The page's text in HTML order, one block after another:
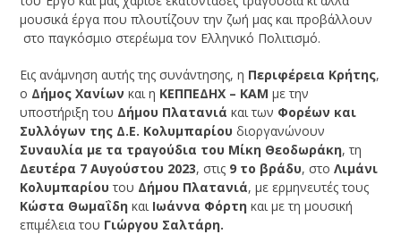
μουσικά έργα που πλουτίζουν την ζωή μας και προβάλλουν
στο παγκόσμιο στερέωμα τον Ελληνικό Πολιτισμό.
Εις ανάμνηση αυτής της συνάντησης, η Περιφέρεια Κρήτης,
ο Δήμος Χανίων και η ΚΕΠΠΕΔΗΧ – ΚΑΜ με την
υποστήριξη του Δήμου Πλατανιά και των Φορέων και
Συλλόγων της Δ.Ε. Κολυμπαρίου διοργανώνουν
Συναυλία με τα τραγούδια του Μίκη Θεοδωράκη, τη
Δευτέρα 7 Αυγούστου 2023, στις 9 το βράδυ, στοΛιμάνι
Κολυμπαρίουτου Δήμου Πλατανιά, με ερμηνευτές τους
Κώστα Θωμαΐδη και Ιωάννα Φόρτη και με τη μουσική
επιμέλεια του Γιώργου Σαλτάρη.